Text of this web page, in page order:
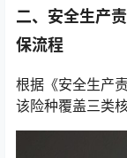
二、安全生产
保流程
根据《安全生产
该险种覆盖三类核